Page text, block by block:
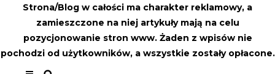
Strona/Blog w całości ma charakter reklamowy, a
zamieszczone na niej artykuły mają na celu
pozycjonowanie stron www. Żaden z wpisów nie
pochodzi od użytkowników, a wszystkie zostały opłacone.